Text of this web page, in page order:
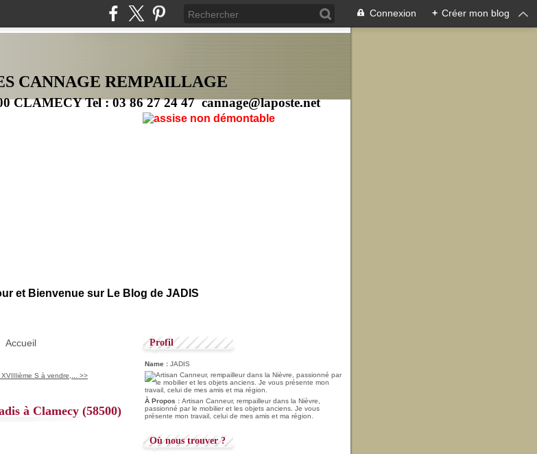
Connexion + Créer mon blog
CANNAGE REMPAILLAGE
CLAMECY Tel : 03 86 27 24 47 cannage@laposte.net
et Bienvenue sur Le Blog de JADIS
Accueil
XVIIIième S à vendre,... >>
à Clamecy (58500)
Profil
Name : JADIS
À Propos : Artisan Canneur, rempailleur dans la Nièvre,
passionné par le mobilier et les objets anciens. Je vous
présente mon travail, celui de mes amis et ma région.
Où nous trouver ?